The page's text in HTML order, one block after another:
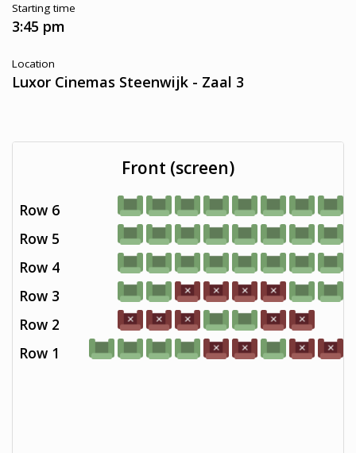
Starting time
3:45 pm
Location
Luxor Cinemas Steenwijk - Zaal 3
Row 1
Row 2
Row 3
Row 4
Row 5
Row 6
Front (screen)